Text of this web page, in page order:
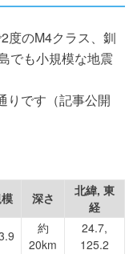
度のM4クラス、釧
でも小規模な地震
りです（記事公開
深さ
北緯, 東
経
約
20km
24.7,
125.2